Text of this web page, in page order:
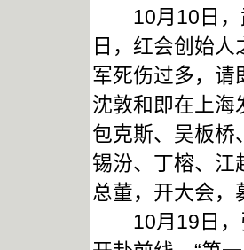
10月10日，
日，红会创始
军死伤过多，请
沈敦和即在上海
包克斯、吴板桥
锡汾、丁榕、江
总董，开大会，
10月19日，张